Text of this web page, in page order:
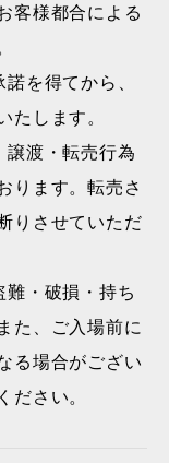
客様都合による
を得てから、
たします。
渡・転売行為
ります。転売さ
りさせていただ
・破損・持ち
た、ご入場前に
る場合がござい
ださい。